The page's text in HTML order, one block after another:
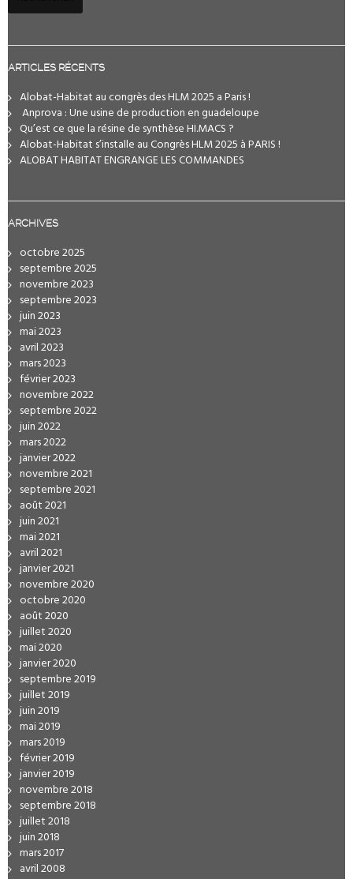
ARTICLES RÉCENTS
Alobat-Habitat au congrès des HLM 2025 a Paris !
️ Anprova : Une usine de production en guadeloupe
Qu’est ce que la résine de synthèse HI.MACS ?
Alobat-Habitat s’installe au Congrès HLM 2025 à PARIS !
ALOBAT HABITAT ENGRANGE LES COMMANDES
ARCHIVES
octobre 2025
septembre 2025
novembre 2023
septembre 2023
juin 2023
mai 2023
avril 2023
mars 2023
février 2023
novembre 2022
septembre 2022
juin 2022
mars 2022
janvier 2022
novembre 2021
septembre 2021
août 2021
juin 2021
mai 2021
avril 2021
janvier 2021
novembre 2020
octobre 2020
août 2020
juillet 2020
mai 2020
janvier 2020
septembre 2019
juillet 2019
juin 2019
mai 2019
mars 2019
février 2019
janvier 2019
novembre 2018
septembre 2018
juillet 2018
juin 2018
mars 2017
avril 2008